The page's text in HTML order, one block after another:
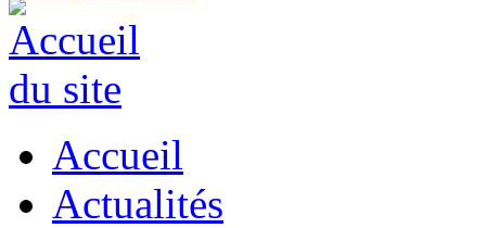
Accueil
Actualités